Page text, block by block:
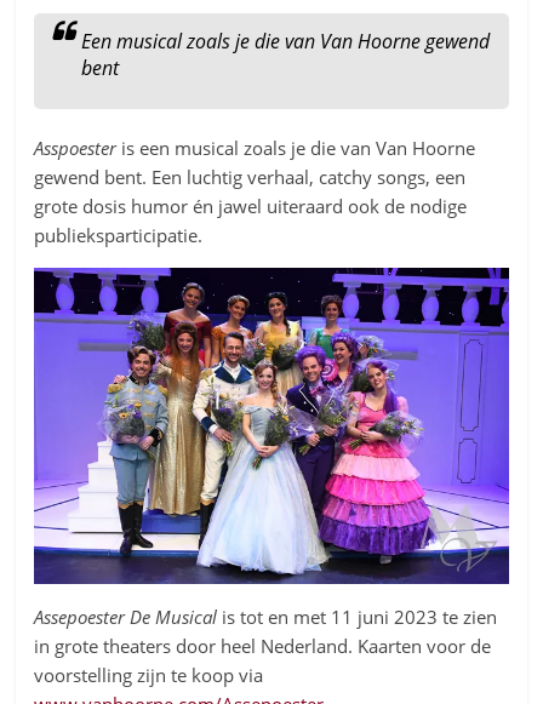
Een musical zoals je die van Van Hoorne gewend
bent
Asspoesteris een musical zoals je die van Van Hoorne
gewend bent. Een luchtig verhaal, catchy songs, een
grote dosis humor én jawel uiteraard ook de nodige
publieksparticipatie.
Assepoester De Musical is tot en met 11 juni 2023 te zien
in grote theaters door heel Nederland. Kaarten voor de
voorstelling zijn te koop via